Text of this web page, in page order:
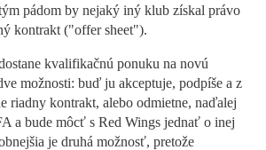
pádom by nejaký iný klub získal právo
kontrakt ("offer sheet").
kvalifikačnú ponuku na novú
možnosti: buď ju akceptuje, podpíše a z
riadny kontrakt, alebo odmietne, naďalej
a bude môcť s Red Wings jednať o inej
je druhá možnosť, pretože